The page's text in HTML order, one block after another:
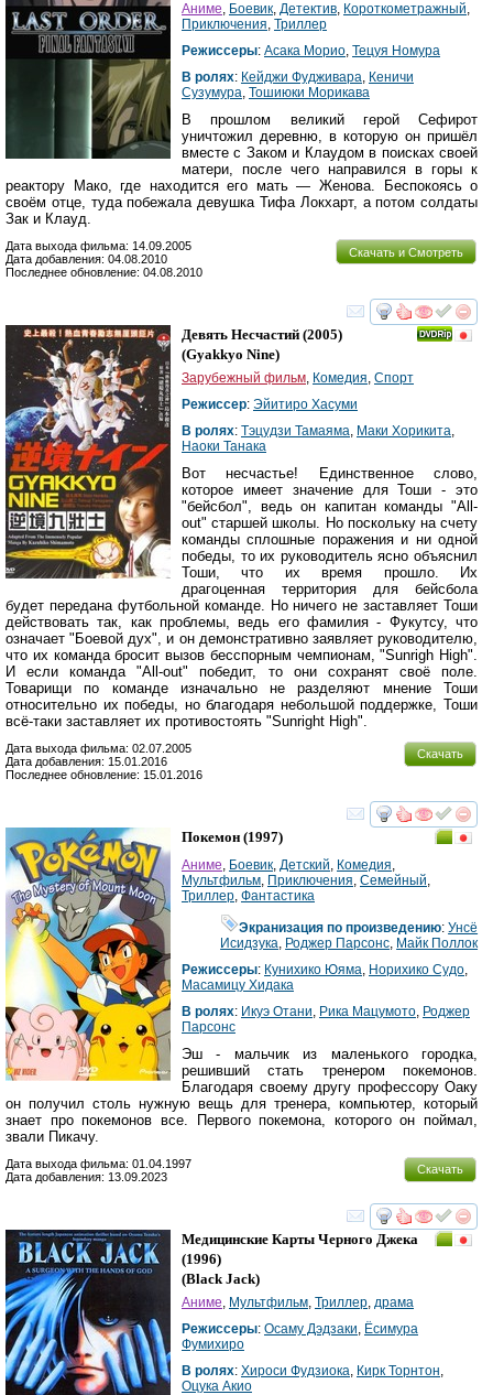
Аниме, Боевик, Детектив, Короткометражный,
Приключения, Триллер
Режиссеры: Асака Морио, Тецуя Номура
В ролях: Кейджи Фудживара, Кеничи
Сузумура, Тошиюки Морикава
В прошлом великий герой Сефирот
уничтожил деревню, в которую он пришёл
вместе с Заком и Клаудом в поисках своей
матери, после чего направился в горы к
реактору Мако, где находится его мать — Женова. Беспокоясь о
своём отце, туда побежала девушка Тифа Локхарт, а потом солдаты
Зак и Клауд.
Скачать и Смотреть
Дата выхода фильма: 14.09.2005
Дата добавления: 04.08.2010
Последнее обновление: 04.08.2010
смотреть
Девять Несчастий (2005)
(Gyakkyo Nine)
Зарубежный фильм, Комедия, Спорт
Режиссер: Эйитиро Хасуми
В ролях: Тэцудзи Тамаяма, Маки Хорикита,
Наоки Танака
Вот несчастье! Единственное слово,
которое имеет значение для Тоши - это
"бейсбол", ведь он капитан команды "All-
out" старшей школы. Но поскольку на счету
команды сплошные поражения и ни одной
победы, то их руководитель ясно объяснил
Тоши, что их время прошло. Их
драгоценная территория для бейсбола
будет передана футбольной команде. Но ничего не заставляет Тоши
действовать так, как проблемы, ведь его фамилия - Фукутсу, что
означает "Боевой дух", и он демонстративно заявляет руководителю,
что их команда бросит вызов бесспорным чемпионам, "Sunrigh High".
И если команда "All-out" победит, то они сохранят своё поле.
Товарищи по команде изначально не разделяют мнение Тоши
относительно их победы, но благодаря небольшой поддержке, Тоши
всё-таки заставляет их противостоять "Sunright High".
Скачать
Дата выхода фильма: 02.07.2005
Дата добавления: 15.01.2016
Последнее обновление: 15.01.2016
смотреть
Покемон (1997)
Аниме, Боевик, Детский, Комедия,
Мультфильм, Приключения, Семейный,
Триллер, Фантастика
Экранизация по произведению:Унсё
Исидзука, Роджер Парсонс, Майк Поллок
Режиссеры: Кунихико Юяма, Норихико Судо,
Масамицу Хидака
В ролях: Икуэ Отани, Рика Мацумото, Роджер
Парсонс
Эш - мальчик из маленького городка,
решивший стать тренером покемонов.
Благодаря своему другу профессору Оаку
он получил столь нужную вещь для тренера, компьютер, который
знает про покемонов все. Первого покемона, которого он поймал,
звали Пикачу.
Скачать
Дата выхода фильма: 01.04.1997
Дата добавления: 13.09.2023
смотреть
Медицинские Карты Черного Джека
(1996)
(Black Jack)
Аниме, Мультфильм, Триллер, драма
Режиссеры: Осаму Дэдзаки, Ёсимура
Фумихиро
В ролях: Хироси Фудзиока, Кирк Торнтон,
Оцука Акио